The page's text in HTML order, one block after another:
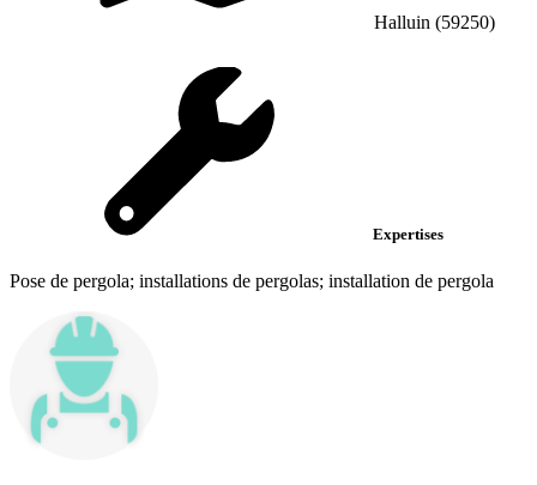
Halluin (59250)
Expertises
Pose de pergola; installations de pergolas; installation de pergola